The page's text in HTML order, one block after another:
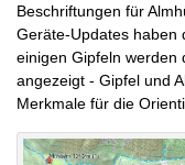
Beschriftungen für
Geräte-Updates haben
einigen Gipfeln werden
angezeigt - Gipfel und
Merkmale für die